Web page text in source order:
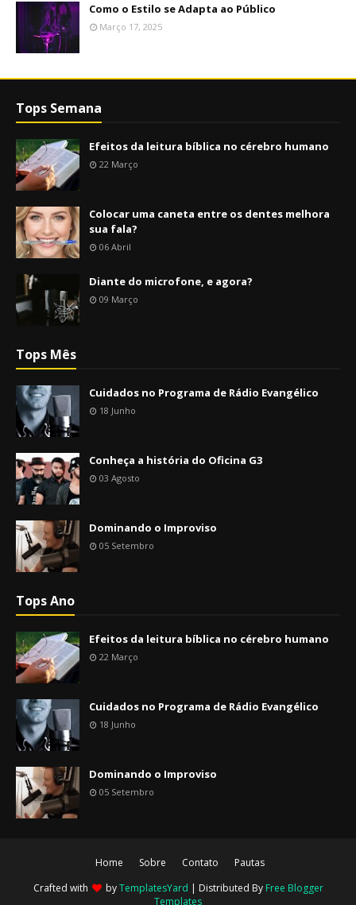
Como o Estilo se Adapta ao Público
Março 17, 2025
Tops Semana
Efeitos da leitura bíblica no cérebro humano
22 Março
Colocar uma caneta entre os dentes melhora
sua fala?
06 Abril
Diante do microfone, e agora?
09 Março
Tops Mês
Cuidados no Programa de Rádio Evangélico
18 Junho
Conheça a história do Oficina G3
03 Agosto
Dominando o Improviso
05 Setembro
Tops Ano
Efeitos da leitura bíblica no cérebro humano
22 Março
Cuidados no Programa de Rádio Evangélico
18 Junho
Dominando o Improviso
05 Setembro
Home Sobre Contato
Pautas
Crafted with
byTemplatesYard | Distributed By Free Blogger
Templates